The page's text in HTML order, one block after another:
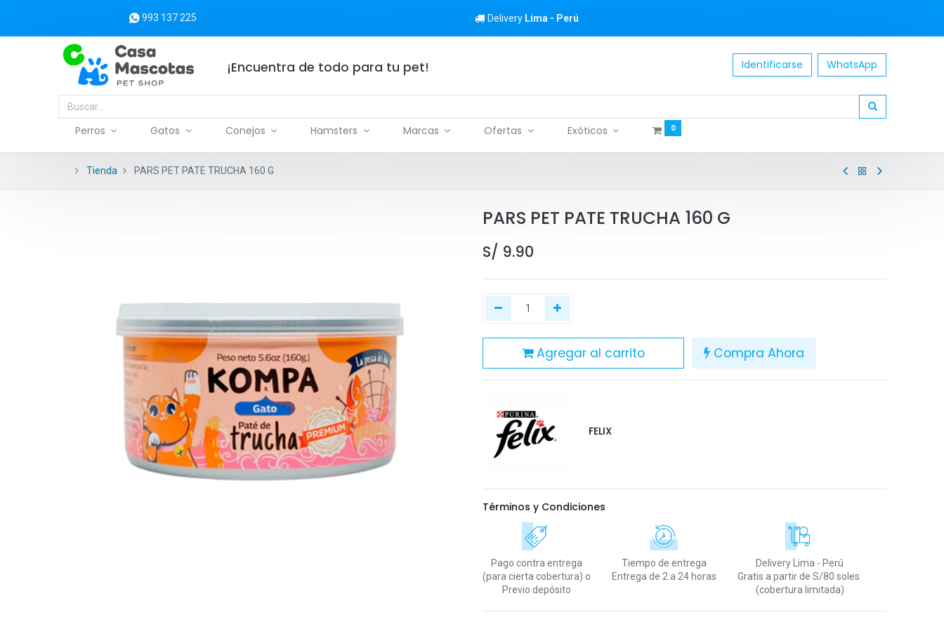
993 137 225 Delivery Lima - Perú
¡Encuentra de todo para tu pet! Identificarse WhatsApp
Perros Gatos Conejos Hamsters Marcas Ofertas Exóticos 0
Tienda PARS PET PATE TRUCHA 160 G
PARS PET PATE TRUCHA 160 G
S/ 9.90
Agregar al carrito Compra Ahora
FELIX
Términos y Condiciones
Pago contra entrega
(para cierta cobertura) o
Previo depósito
Tiempo de entrega
Entrega de 2 a 24 horas
Delivery Lima - Perú
Gratis a partir de S/80 soles
(cobertura limitada)